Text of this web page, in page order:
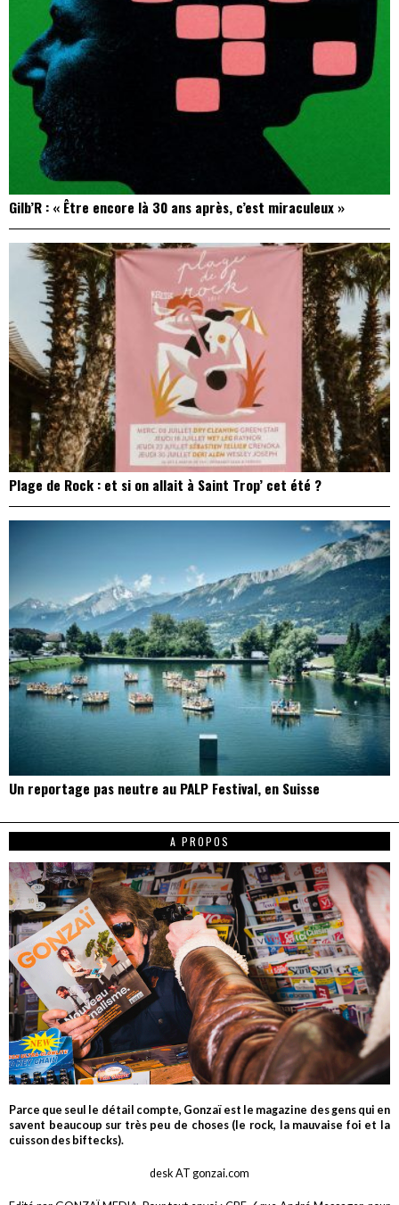
Gilb’R : « Être encore là 30 ans après, c’est miraculeux »
Plage de Rock : et si on allait à Saint Trop’ cet été ?
Un reportage pas neutre au PALP Festival, en Suisse
A PROPOS
Parce que seul le détail compte, Gonzaï est le magazine des gens qui en
savent beaucoup sur très peu de choses (le rock, la mauvaise foi et la
cuisson des biftecks).
desk AT gonzai.com